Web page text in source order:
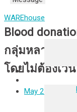
WAREhouse
Blood
กลุ่มหลากหลา
โดยไม่ต้องเว้
May 27, 2026